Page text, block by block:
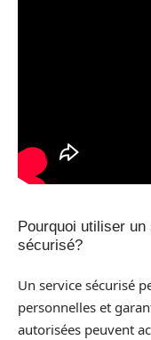
Pourquoi utiliser
sécurisé?
Un service sécurisé
personnelles et
autorisées peuvent